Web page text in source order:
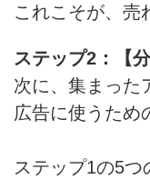
これこそが、売
ステップ2：【
次に、集まった
広告に使うため
ステップ1の5